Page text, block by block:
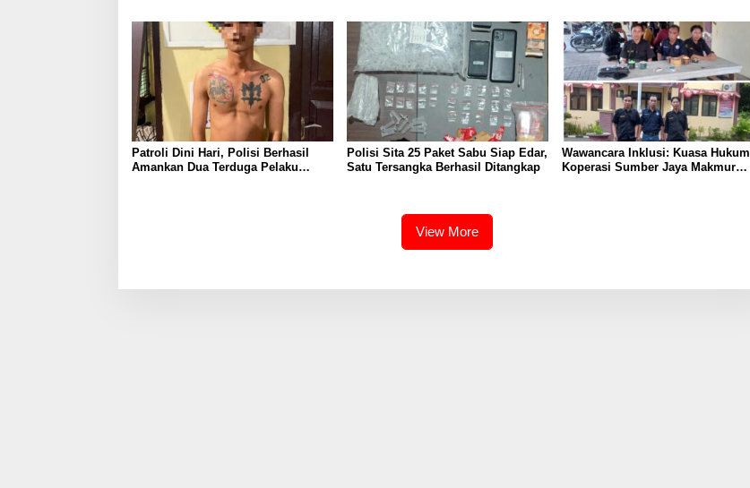
Transparan
Patroli Dini Hari, Polisi Berhasil
Amankan Dua Terduga Pelaku
Polisi Sita 25 Paket Sabu Siap Edar,
Satu Tersangka Berhasil Ditangkap
Wawancara Inklusi: Kuasa Hukum
Koperasi Sumber Jaya Makmur
View More